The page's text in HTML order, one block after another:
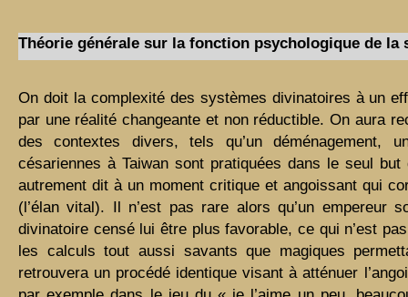
Théorie générale sur la fonction psychologique de la
On doit la complexité des systèmes divinatoires à un
par une réalité changeante et non réductible. On aura
des contextes divers, tels qu’un déménagement,
césariennes à Taiwan sont pratiquées dans le seul
autrement dit à un moment critique et angoissant qui
(l’élan vital). Il n’est pas rare alors qu’un empereur
divinatoire censé lui être plus favorable, ce qui n’est
les calculs tout aussi savants que magiques
retrouvera un procédé identique visant à atténuer